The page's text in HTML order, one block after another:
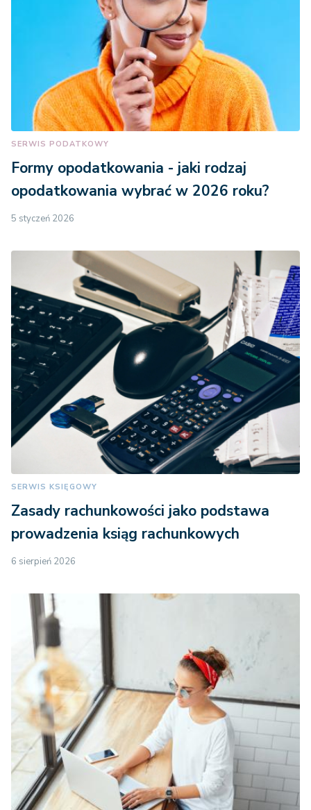
SERWIS PODATKOWY
Formy opodatkowania - jaki rodzaj
opodatkowania wybrać w 2026 roku?
5 styczeń 2026
SERWIS KSIĘGOWY
Zasady rachunkowości jako podstawa
prowadzenia ksiąg rachunkowych
6 sierpień 2026